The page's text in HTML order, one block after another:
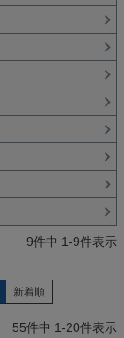
9件中 1-9件表示
新着順
55件中 1-20件表示